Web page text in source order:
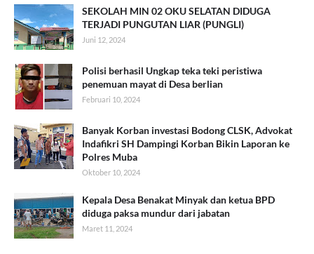
SEKOLAH MIN 02 OKU SELATAN DIDUGA
TERJADI PUNGUTAN LIAR (PUNGLI)
Juni 12, 2024
Polisi berhasil Ungkap teka teki peristiwa
penemuan mayat di Desa berlian
Februari 10, 2024
Banyak Korban investasi Bodong CLSK, Advokat
Indafikri SH Dampingi Korban Bikin Laporan ke
Polres Muba
Oktober 10, 2024
Kepala Desa Benakat Minyak dan ketua BPD
diduga paksa mundur dari jabatan
Maret 11, 2024